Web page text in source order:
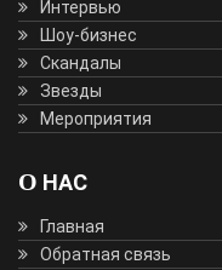
Интервью
Шоу-бизнес
Скандалы
Звезды
Мероприятия
О НАС
Главная
Обратная связь